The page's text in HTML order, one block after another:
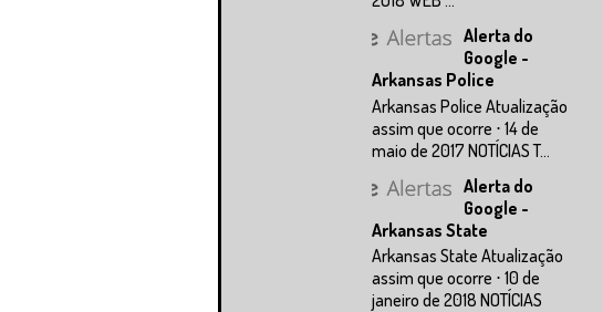
Alerta do
Google -
Arkansas Police
Arkansas Police Atualização
assim que ocorre ⋅ 14 de
maio de 2017 NOTÍCIAS T...
Alerta do
Google -
Arkansas State
Arkansas State Atualização
assim que ocorre ⋅ 10 de
janeiro de 2018 NOTÍCIAS